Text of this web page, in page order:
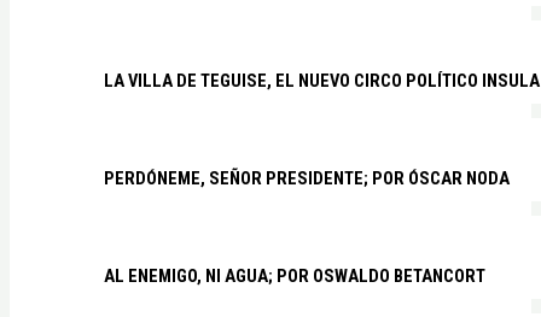
LA VILLA DE TEGUISE, EL NUEVO CIRCO POLÍTICO
PERDÓNEME, SEÑOR PRESIDENTE; POR ÓSCAR NODA
AL ENEMIGO, NI AGUA; POR OSWALDO BETANCORT